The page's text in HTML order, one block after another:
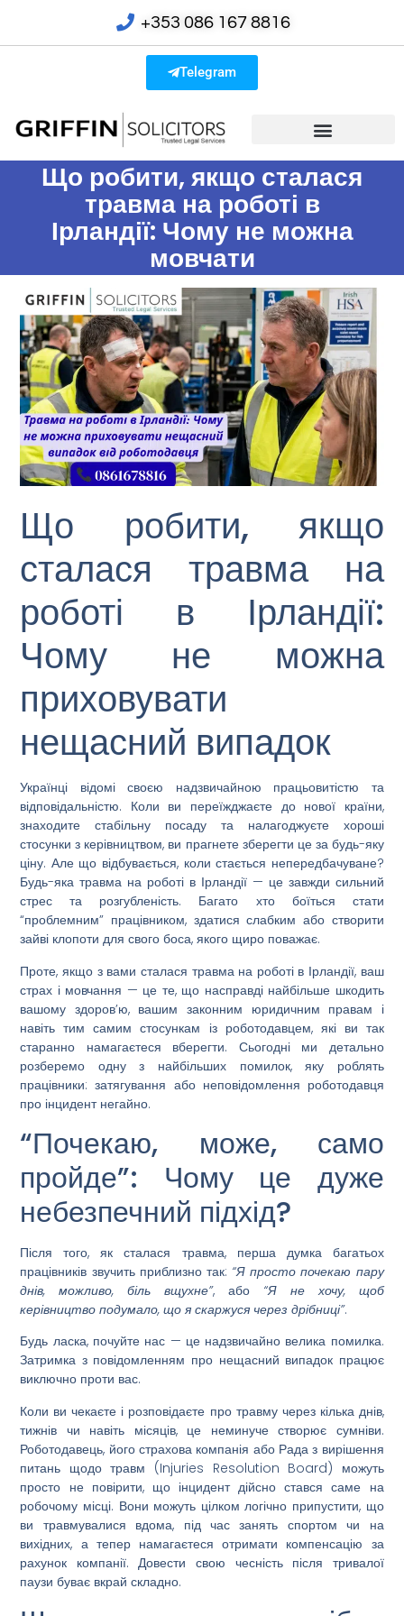
+353 086 167 8816
Telegram
Що робити, якщо сталася
травма на роботі в
Ірландії: Чому не можна
мовчати
Що робити, якщо
сталася травма на
роботі в Ірландії:
Чому не можна
приховувати
нещасний випадок
Українці відомі своєю надзвичайною працьовитістю та
відповідальністю. Коли ви переїжджаєте до нової країни,
знаходите стабільну посаду та налагоджуєте хороші
стосунки з керівництвом, ви прагнете зберегти це за будь-яку
ціну. Але що відбувається, коли стається непередбачуване?
Будь-якатравма на роботі в Ірландії— це завжди сильний
стрес та розгубленість. Багато хто боїться стати
“проблемним” працівником, здатися слабким або створити
зайві клопоти для свого боса, якого щиро поважає.
Проте, якщо з вами сталася травма на роботі в Ірландії, ваш
страх і мовчання — це те, що насправді найбільше шкодить
вашому здоров’ю, вашим законним юридичним правам і
навіть тим самим стосункам із роботодавцем, які ви так
старанно намагаєтеся вберегти. Сьогодні ми детально
розберемо одну з найбільших помилок, яку роблять
працівники: затягування або неповідомлення роботодавця
про інцидент негайно.
“Почекаю, може, само
пройде”: Чому це дуже
небезпечний підхід?
Після того, як сталася травма, перша думка багатьох
працівників звучить приблизно так: “Я просто почекаю пару
днів, можливо, біль вщухне”, або “Я не хочу, щоб
керівництво подумало, що я скаржуся через дрібниці”.
Будь ласка, почуйте нас — це надзвичайно велика помилка.
Затримка з повідомленням про нещасний випадок працює
виключно проти вас.
Коли ви чекаєте і розповідаєте про травму через кілька днів,
тижнів чи навіть місяців, це неминуче створює сумніви.
Роботодавець, його страхова компанія або Рада з вирішення
питань щодо травм (Injuries Resolution Board) можуть
просто не повірити, що інцидент дійсно стався саме на
робочому місці. Вони можуть цілком логічно припустити, що
ви травмувалися вдома, під час занять спортом чи на
вихідних, а тепер намагаєтеся отримати компенсацію за
рахунок компанії. Довести свою чесність після тривалої
паузи буває вкрай складно.